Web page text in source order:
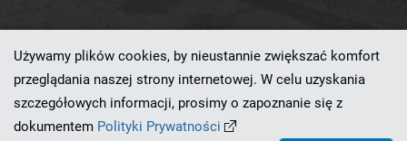
Ten serwis działa dzięki oprogramowaniu
Używamy plików cookies, by nieustannie zwiększać komfort
przeglądania naszej strony internetowej. W celu uzyskania
szczegółowych informacji, prosimy o zapoznanie się z
dokumentem Polityki Prywatności